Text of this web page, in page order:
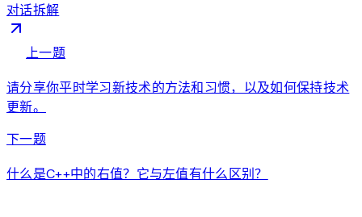
对话拆解
上一题
请分享你平时学习新技术的方法和习惯，以及如何保持技术
更新。
下一题arrow_forward
什么是C++中的右值？它与左值有什么区别？